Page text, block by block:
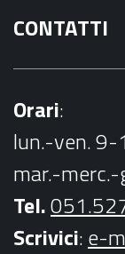
CONTATTI
Orari:
lun.-ven. 9-
mar.-
Tel.
Scrivici:e-